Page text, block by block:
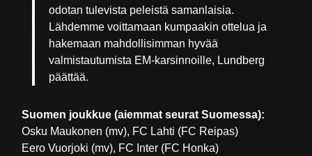
odotan tulevista peleistä samanlaisia.
Lähdemme voittamaan kumpaakin ottelua ja
hakemaan mahdollisimman hyvää
valmistautumista EM-karsinnoille, Lundberg
päättää.
Suomen joukkue (aiemmat seurat Suomessa):
Osku Maukonen (mv), FC Lahti (FC Reipas)
Eero Vuorjoki (mv), FC Inter (FC Honka)